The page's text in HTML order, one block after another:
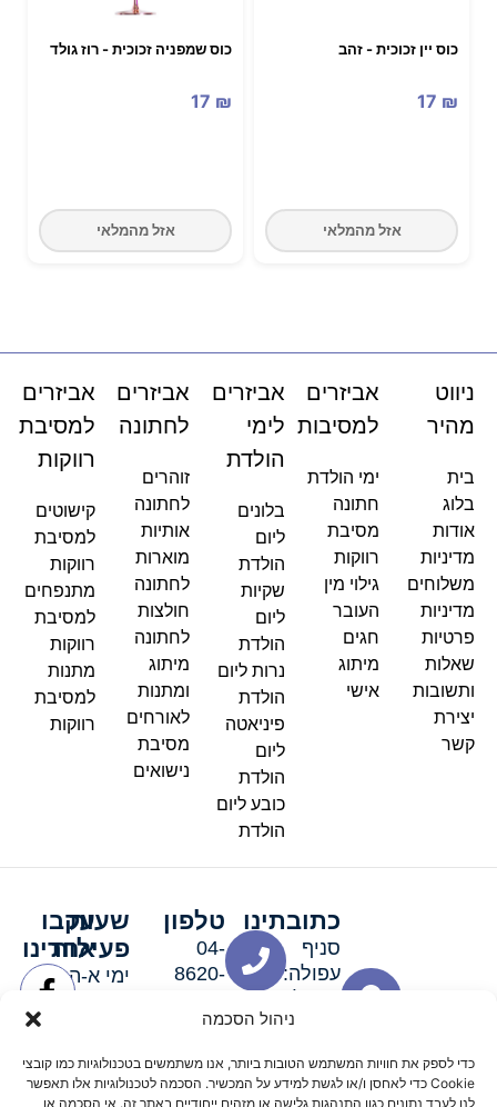
ניהול הסכמה
כדי לספק את חוויות המשתמש הטובות ביותר, אנו משתמשים בטכנולוגיות כמו קובצי
Cookie כדי לאחסן ו/או לגשת למידע על המכשיר. הסכמה לטכנולוגיות אלו תאפשר
לנו לעבד נתונים כגון התנהגות גלישה או מזהים ייחודיים באתר זה. אי הסכמה או
כוס יין זכוכית - זהב
17 ₪
אזל מהמלאי
כוס שמפניה זכוכית - רוז גולד
17 ₪
אזל מהמלאי
ניווט
מהיר
בית
בלוג
אודות
מדיניות
משלוחים
מדיניות
פרטיות
שאלות
ותשובות
יצירת
קשר
אביזרים
למסיבות
ימי הולדת
חתונה
מסיבת
רווקות
גילוי מין
העובר
חגים
מיתוג
אישי
אביזרים
לימי
הולדת
בלונים
ליום
הולדת
שקיות
ליום
הולדת
נרות ליום
הולדת
פיניאטה
ליום
הולדת
כובע ליום
הולדת
אביזרים
לחתונה
זוהרים
לחתונה
אותיות
מוארות
לחתונה
חולצות
לחתונה
מיתוג
ומתנות
לאורחים
מסיבת
נישואים
אביזרים
למסיבת
רווקות
קישוטים
למסיבת
רווקות
מתנפחים
למסיבת
רווקות
מתנות
למסיבת
רווקות
כתובתינו
סניף
עפולה:
סניף מגדל
האלה 19
טלפון
04-
8620-
שעות
פעילות
ימי א-ה:
ימי שישי
וערבי חג:
עקבו
אחרינו